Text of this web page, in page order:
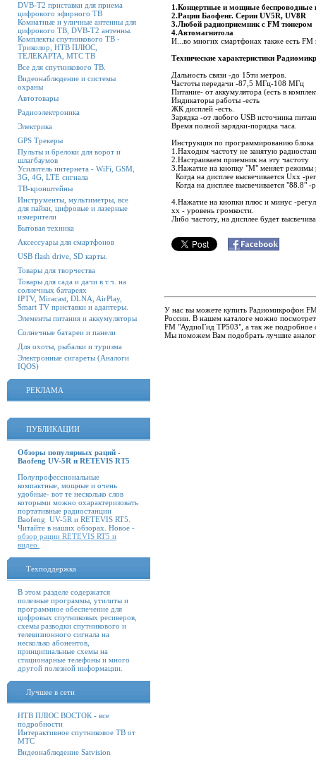
DVB-T2 приставки для приема
цифрового эфирного ТВ
Комнатные и уличные антенны для
цифрового ТВ, DVB-T2 антенны.
Комплекты спутникового ТВ -
Триколор, НТВ ПЛЮС,
ТЕЛЕКАРТА, МТС ТВ
Все для спутникового ТВ.
Видеонаблюдение и системы
охраны
Автотовары
Радиоэлектроника
Электрика
GPS Трекеры
Пульты и брелоки для ворот и
шлагбаумов
Усилитель интернета - WiFi, GSM,
3G, 4G, LTE сигнала
ТВ-кронштейны
Инструменты, мультиметры, все
для пайки, цифровые и лазерные
измерители
Бытовая техника
Аксессуары для смартфонов
USB flash drive, SD карты.
Товары для творчества
Товары для сада и дачи в т.ч. на
солнечных батареях
IPTV, Miracast, DLNA, AirPlay,
Smart TV приставки и адаптеры.
Элементы питания и аккумуляторы
Солнечные батареи и панели
Для охоты, рыбалки и туризма
Электронные сигареты (Аналоги
IQOS)
РЕКЛАМА
ПУБЛИКАЦИИ
Обзоры популярных раций -
Baofeng UV-5R и RETEVIS RT5
Полупрофессиональные
компактные, мощные и очень
удобные- вот те несколько слов
которыми можно охарактеризовать
портативные радиостанции
Baofeng UV-5R и RETEVIS RT5.
Читайте в наших обзорах. Новое -
обзор рации RETEVIS RT5 и
видео
Техподдержка
В этом разделе содержатся
полезные программы, утилиты и
программное обеспечение для
цифровых спутниковых ресиверов,
схемы разводки спутникового и
телевизионного сигнала на
несколько абонентов,
принципиальные схемы на
стационарные телефоны и много
другой полезной информации.
Лучшее в сети
НТВ ПЛЮС ВОСТОК - все
подробности
Интерактивное спутниковое ТВ от
МТС
Видеонаблюдение Satvision
1.Концертные и мощные беспроводные
2.Рации Баофенг. Серии UV5R, UV8R
3.Любой радиоприемник с FM тюнером
4.Автомагнитола
И...во многих смартфонах также есть FM
Технические характеристики
Дальность связи -до 15ти метров.
Частоты передачи -87,5 МГц-108 МГц
Питание- от аккумулятора (есть в
Индикаторы работы -есть
ЖК дисплей -есть.
Зарядка -от любого USB источника
Время полной зарядки-порядка часа.
Инструкция по программированию блока
1.Находим частоту не занятую
2.Настраиваем приемник на эту частоту
3.Нажатие на кнопку "М" меняет режимы
Когда на дисплее высвечивается Uxx -
Когда на дисплее высвечивается "88.8" -
4.Нажатие на кнопки плюс и минус -
xx - уровень громкости.
Либо частоту, на дисплее будет
У нас вы можете купить Радиомикрофон
России. В нашем каталоге можно
FM "АудиоГид ТР503", а так же подробное
Мы поможем Вам подобрать лучшие